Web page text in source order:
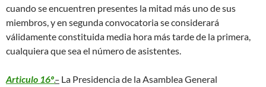
cuando se encuentren presentes la mitad más uno de sus
miembros, y en segunda convocatoria se considerará
válidamente constituida media hora más tarde de la primera,
cualquiera que sea el número de asistentes.
Articulo 16º.– La Presidencia de la Asamblea General